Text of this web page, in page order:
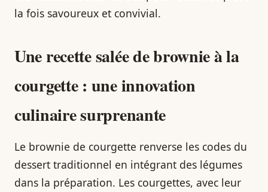
la fois savoureux et convivial.
Une recette salée de brownie à la
courgette : une innovation
culinaire surprenante
Le brownie de courgette renverse les codes du
dessert traditionnel en intégrant des légumes
dans la préparation. Les courgettes, avec leur